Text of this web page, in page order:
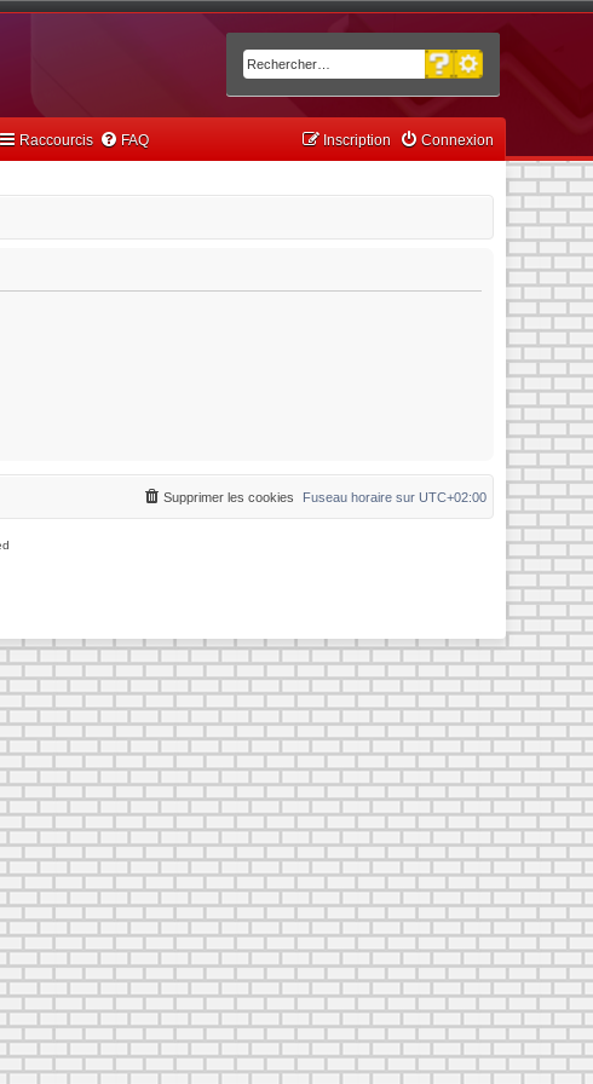
Rechercher
Recherche avancée
Raccourcis FAQ Connexion
Inscription
Fuseau horaire sur UTC+02:00
Supprimer les cookies